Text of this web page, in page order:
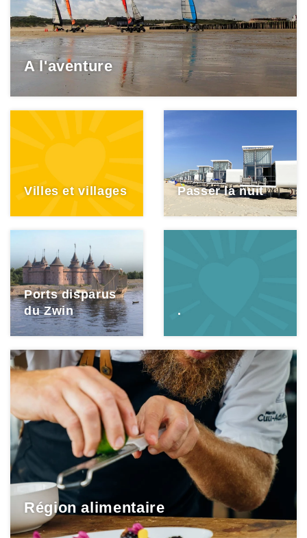
A l'aventure
Villes et villages Passer la nuit
Ports disparus
du Zwin
.
Région alimentaire